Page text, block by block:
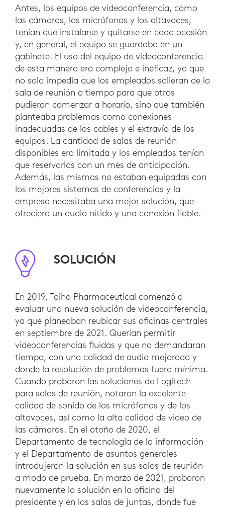
Antes, los equipos de videoconferencia, como
las cámaras, los micrófonos y los altavoces,
tenían que instalarse y quitarse en cada ocasión
y, en general, el equipo se guardaba en un
gabinete. El uso del equipo de videoconferencia
de esta manera era complejo e ineficaz, ya que
no solo impedía que los empleados salieran de la
sala de reunión a tiempo para que otros
pudieran comenzar a horario, sino que también
planteaba problemas como conexiones
inadecuadas de los cables y el extravío de los
equipos. La cantidad de salas de reunión
disponibles era limitada y los empleados tenían
que reservarlas con un mes de anticipación.
Además, las mismas no estaban equipadas con
los mejores sistemas de conferencias y la
empresa necesitaba una mejor solución, que
ofreciera un audio nítido y una conexión fiable.
SOLUCIÓN
En 2019, Taiho Pharmaceutical comenzó a
evaluar una nueva solución de videoconferencia,
ya que planeaban reubicar sus oficinas centrales
en septiembre de 2021. Querían permitir
videoconferencias fluidas y que no demandaran
tiempo, con una calidad de audio mejorada y
donde la resolución de problemas fuera mínima.
Cuando probaron las soluciones de Logitech
para salas de reunión, notaron la excelente
calidad de sonido de los micrófonos y de los
altavoces, así como la alta calidad de video de
las cámaras. En el otoño de 2020, el
Departamento de tecnología de la información
y el Departamento de asuntos generales
introdujeron la solución en sus salas de reunión
a modo de prueba. En marzo de 2021, probaron
nuevamente la solución en la oficina del
presidente y en las salas de juntas, donde fue